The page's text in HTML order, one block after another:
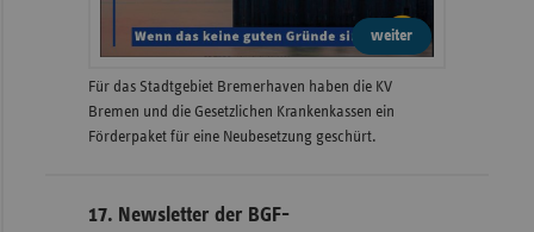
weiter
Für das Stadtgebiet Bremerhaven haben die KV
Bremen und die Gesetzlichen Krankenkassen ein
Förderpaket für eine Neubesetzung geschürt.
17. Newsletter der BGF-